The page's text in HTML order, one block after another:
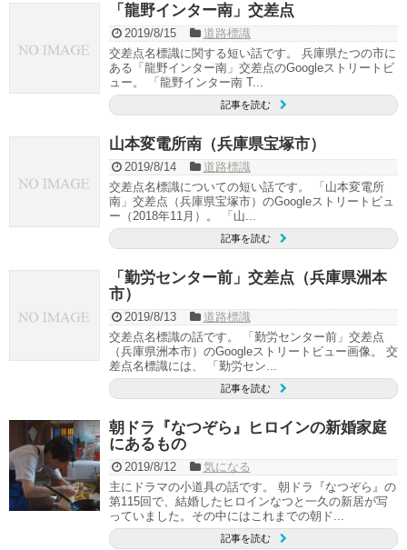
「龍野インター南」交差点
2019/8/15
道路標識
交差点名標識に関する短い話です。 兵庫県たつの市に
ある「龍野インター南」交差点のGoogleストリートビ
ュー。 「龍野インター南 T...
記事を読む
山本変電所南（兵庫県宝塚市）
2019/8/14
道路標識
交差点名標識についての短い話です。 「山本変電所
南」交差点（兵庫県宝塚市）のGoogleストリートビュ
ー（2018年11月）。 「山...
記事を読む
「勤労センター前」交差点（兵庫県洲本
市）
2019/8/13
道路標識
交差点名標識の話です。 「勤労センター前」交差点
（兵庫県洲本市）のGoogleストリートビュー画像。 交
差点名標識には、 「勤労セン...
記事を読む
朝ドラ『なつぞら』ヒロインの新婚家庭
にあるもの
2019/8/12
気になる
主にドラマの小道具の話です。 朝ドラ『なつぞら』の
第115回で、結婚したヒロインなつと一久の新居が写
っていました。その中にはこれまでの朝ド...
記事を読む